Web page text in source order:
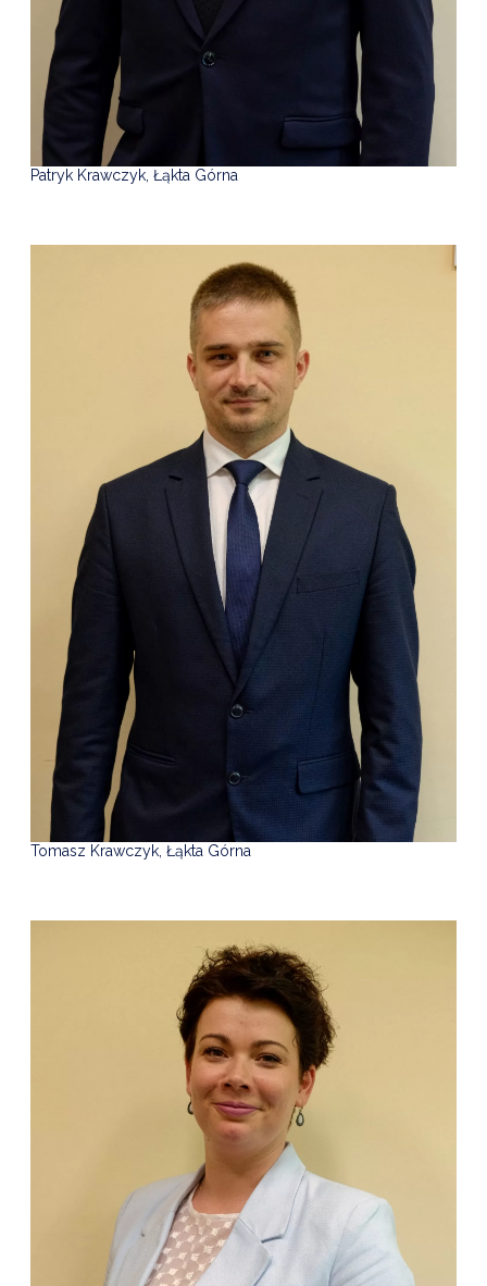
Patryk Krawczyk, Łąkta Górna
Tomasz Krawczyk, Łąkta Górna